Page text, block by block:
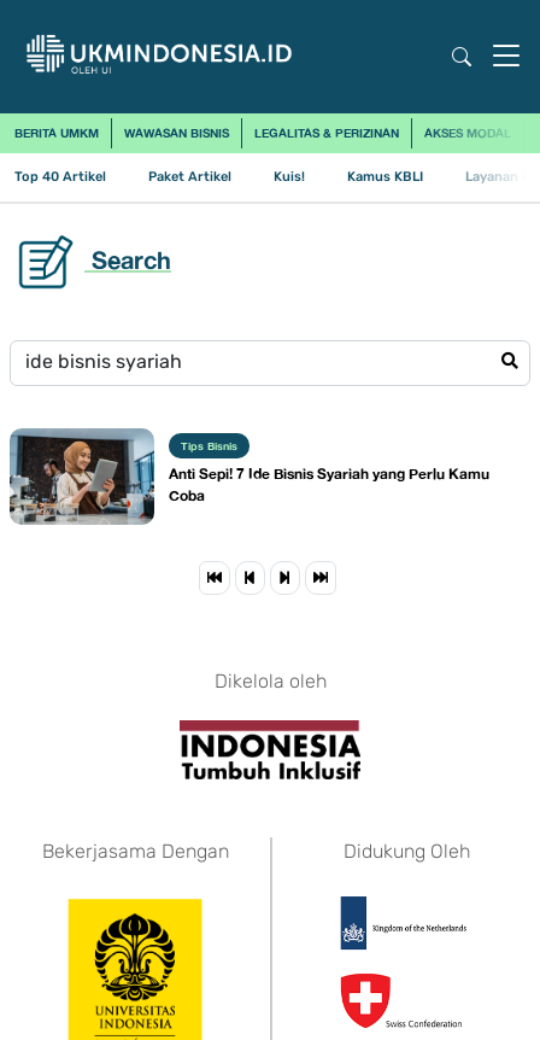
BERITA UMKM WAWASAN BISNIS LEGALITAS & PERIZINAN AKSES MODAL
Top 40 Artikel Paket Artikel Kuis! Kamus KBLI Layanan
Search
Tips Bisnis
Anti Sepi! 7 Ide Bisnis Syariah yang Perlu Kamu
Coba
Dikelola oleh
Bekerjasama Dengan Didukung Oleh